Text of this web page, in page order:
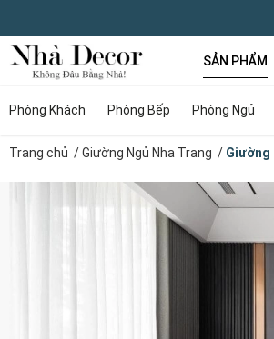
SẢN PHẨM
Phòng Khách Phòng Bếp Phòng Ngủ
Trang chủ /Giường Ngủ Nha Trang / Giường